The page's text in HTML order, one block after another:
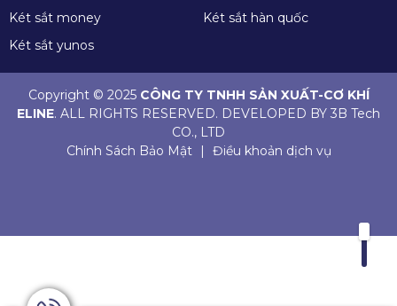
Két sắt money
Két sắt hàn quốc
Két sắt yunos
Copyright © 2025 CÔNG TY TNHH SẢN XUẤT-CƠ KHÍ
ELINE. ALL RIGHTS RESERVED. DEVELOPED BY 3B Tech
CO., LTD
Chính Sách Bảo Mật
| Điều khoản dịch vụ